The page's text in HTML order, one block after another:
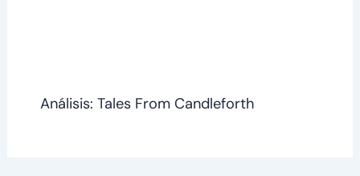
Análisis: Tales From Candleforth